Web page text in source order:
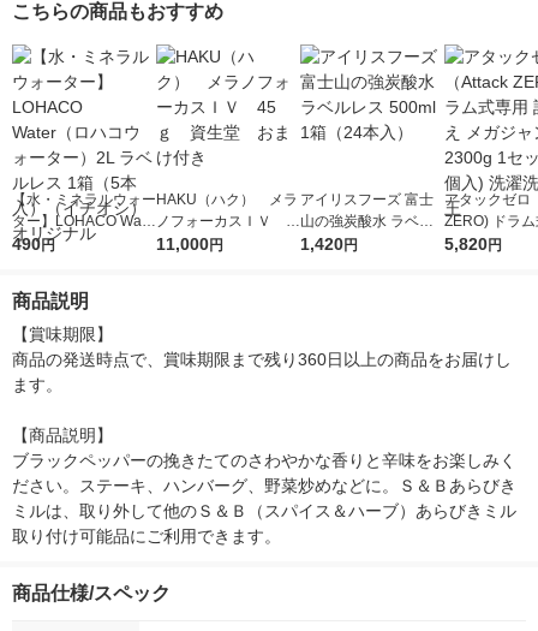
こちらの商品もおすすめ
【水・ミネラルウォー
ター】LOHACO Wate
r（ロハコウォータ
シ） オリジナル
490円
HAKU（ハク） メラ
ノフォーカスＩＶ 4
5ｇ 資生堂 おまけ
11,000円
アイリスフーズ 富士
山の強炭酸水 ラベル
レス 500ml 1箱（24
1,420円
アタックゼロ
ZERO) ドラ
詰め替え メガ
5,820円
商品説明
【賞味期限】
商品の発送時点で、賞味期限まで残り360日以上の商品をお届けし
ます。
【商品説明】
ブラックペッパーの挽きたてのさわやかな香りと辛味をお楽しみく
ださい。ステーキ、ハンバーグ、野菜炒めなどに。Ｓ＆Ｂあらびき
ミルは、取り外して他のＳ＆Ｂ（スパイス＆ハーブ）あらびきミル
取り付け可能品にご利用できます。
商品仕様/スペック